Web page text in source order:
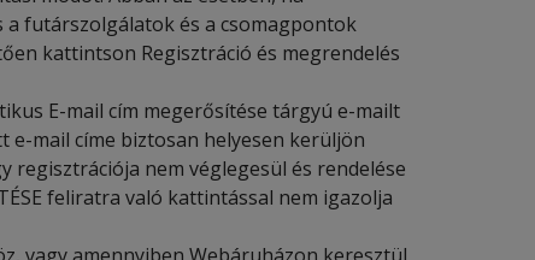
a futárszolgálatok és a csomagpontok
kattintson Regisztráció és megrendelés
E-mail cím megerősítése tárgyú e-mailt
e-mail címe biztosan helyesen kerüljön
nem véglegesül és rendelése
feliratra való kattintással nem igazolja